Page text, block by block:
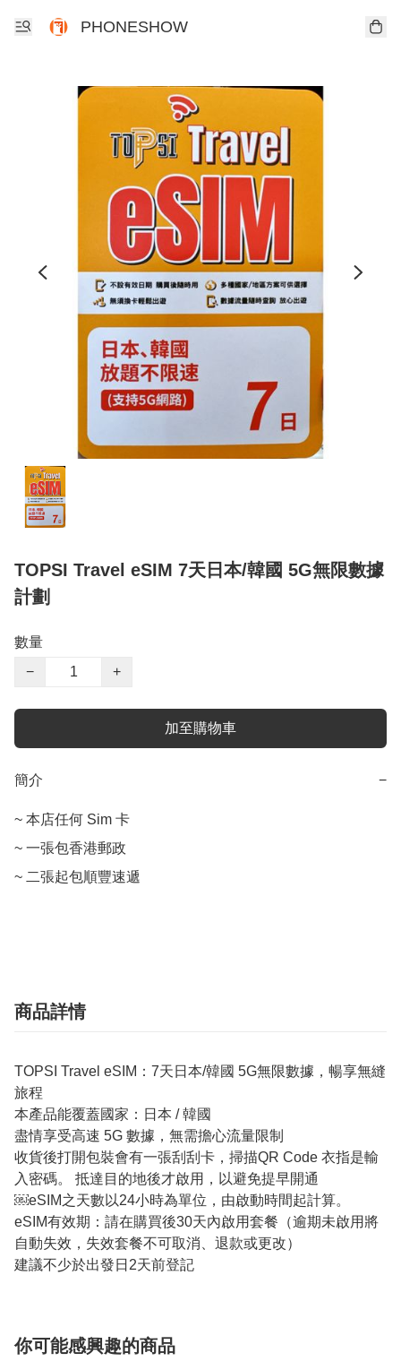
PHONESHOW
TOPSI Travel eSIM 7天日本/韓國 5G無限數據
計劃
數量
−
+
加至購物車
簡介 −
~ 本店任何 Sim 卡
~ 一張包香港郵政
~ 二張起包順豐速遞
商品詳情
TOPSI Travel eSIM：7天日本/韓國 5G無限數據，暢享無縫
旅程
本產品能覆蓋國家：日本 / 韓國
盡情享受高速 5G 數據，無需擔心流量限制
收貨後打開包裝會有一張刮刮卡，掃描QR Code 衣指是輸
入密碼。 抵達目的地後才啟用，以避免提早開通
￼eSIM之天數以24小時為單位，由啟動時間起計算。
eSIM有效期：請在購買後30天內啟用套餐（逾期未啟用將
自動失效，失效套餐不可取消、退款或更改）
建議不少於出發日2天前登記
你可能感興趣的商品